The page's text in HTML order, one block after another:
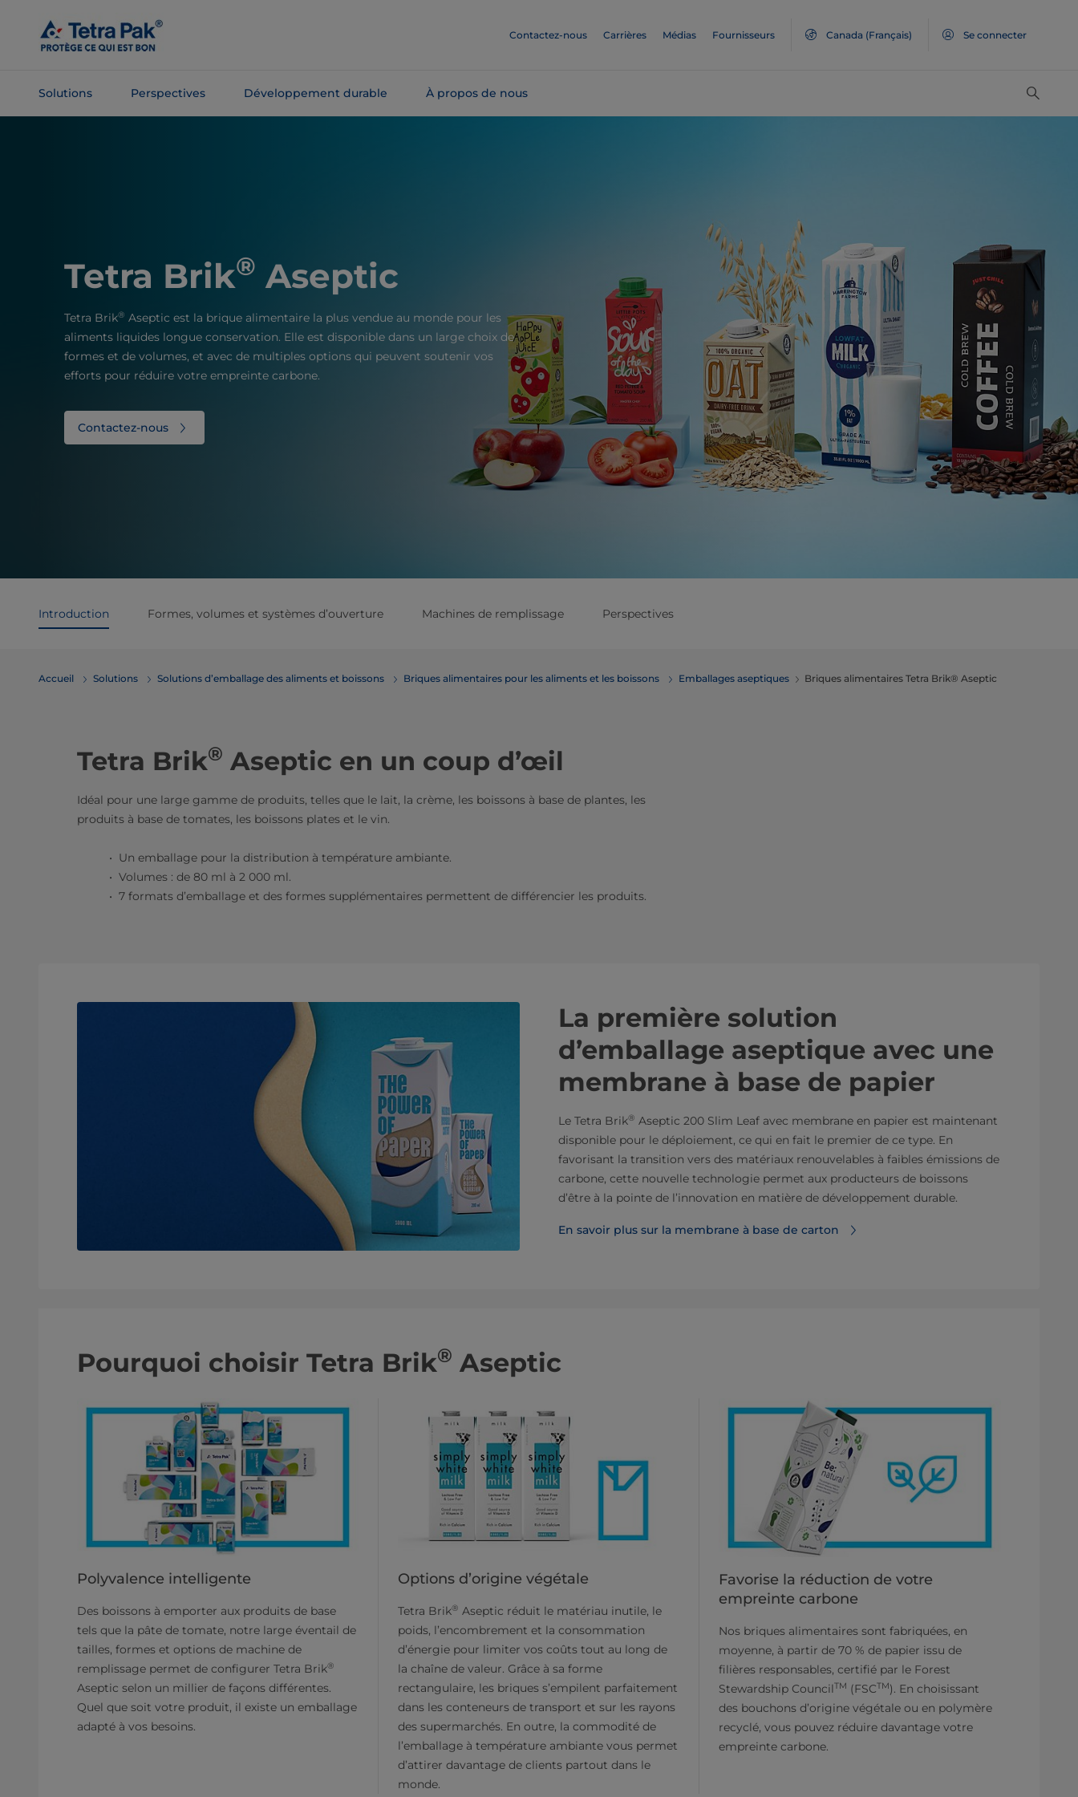
contenu
Contactez-nous Carrières Médias Fournisseurs Canada (Français) Se connecter
Solutions Perspectives Développement durable À propos de nous
Tetra Brik® Aseptic
Tetra Brik® Aseptic est la brique alimentaire la plus vendue au monde pour les
aliments liquides longue conservation. Elle est disponible dans un large choix de
formes et de volumes, et avec de multiples options qui peuvent soutenir vos
efforts pour réduire votre empreinte carbone.
Contactez-nous
Introduction Formes, volumes et systèmes d’ouverture Machines de remplissage Perspectives
Accueil Solutions ​​​​​​​​​​​​​​​​​​​​​​​​​​​​​​​​​​​​​​​​​​​​​​​​​​​​​​​​​​​​​​​​​​​​​​​​​​​​​​​​​​​​​​​​​​​​​​​​​​​​​​​​​​​​​​​​​​​​​​​​​​​​​​​​​​​​​​​​​​​​​​​​​​​​​​​​​​​​​​​​​​​​​​​​​​​​​​​​​​​​​​​​​​​​​​​​​​​​​​​​​​​​​​​​​​​​​​​​​​​​​​​​​​​​​​​​​​​​​​​​​​​​​​​​​​​​​​​​​Solutions d’emballage des aliments et boissons Briques alimentaires pour les aliments et les boissons Emballages aseptiques Briques alimentaires Tetra Brik® Aseptic
Tetra Brik® Aseptic en un coup d’œil
Idéal pour une large gamme de produits, telles que le lait, la crème, les boissons à base de plantes, les
produits à base de tomates, les boissons plates et le vin.
Un emballage pour la distribution à température ambiante.
Volumes : de 80 ml à 2 000 ml.
7 formats d’emballage et des formes supplémentaires permettent de différencier les produits.
La première solution
d’emballage aseptique avec une
membrane à base de papier
Le Tetra Brik® Aseptic 200 Slim Leaf avec membrane en papier est maintenant
disponible pour le déploiement, ce qui en fait le premier de ce type. En
favorisant la transition vers des matériaux renouvelables à faibles émissions de
carbone, cette nouvelle technologie permet aux producteurs de boissons
d’être à la pointe de l’innovation en matière de développement durable.
En savoir plus sur la membrane à base de carton
Pourquoi choisir Tetra Brik® Aseptic
Polyvalence intelligente
Des boissons à emporter aux produits de base
tels que la pâte de tomate, notre large éventail de
tailles, formes et options de machine de
remplissage permet de configurer Tetra Brik®
Aseptic selon un millier de façons différentes.
Quel que soit votre produit, il existe un emballage
adapté à vos besoins.
Options d’origine végétale
Tetra Brik® Aseptic réduit le matériau inutile, le
poids, l’encombrement et la consommation
d’énergie pour limiter vos coûts tout au long de
la chaîne de valeur. Grâce à sa forme
rectangulaire, les briques s’empilent parfaitement
dans les conteneurs de transport et sur les rayons
des supermarchés. En outre, la commodité de
l’emballage à température ambiante vous permet
d’attirer davantage de clients partout dans le
monde.
Favorise la réduction de votre
empreinte carbone
Nos briques alimentaires sont fabriquées, en
moyenne, à partir de 70 % de papier issu de
filières responsables, certifié par le Forest
Stewardship CouncilTM (FSCTM). En choisissant
des bouchons d’origine végétale ou en polymère
recyclé, vous pouvez réduire davantage votre
empreinte carbone.